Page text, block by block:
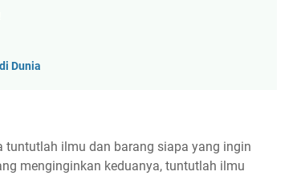
Dunia
tuntutlah ilmu dan barang siapa yang ingin
menginginkan keduanya, tuntutlah ilmu